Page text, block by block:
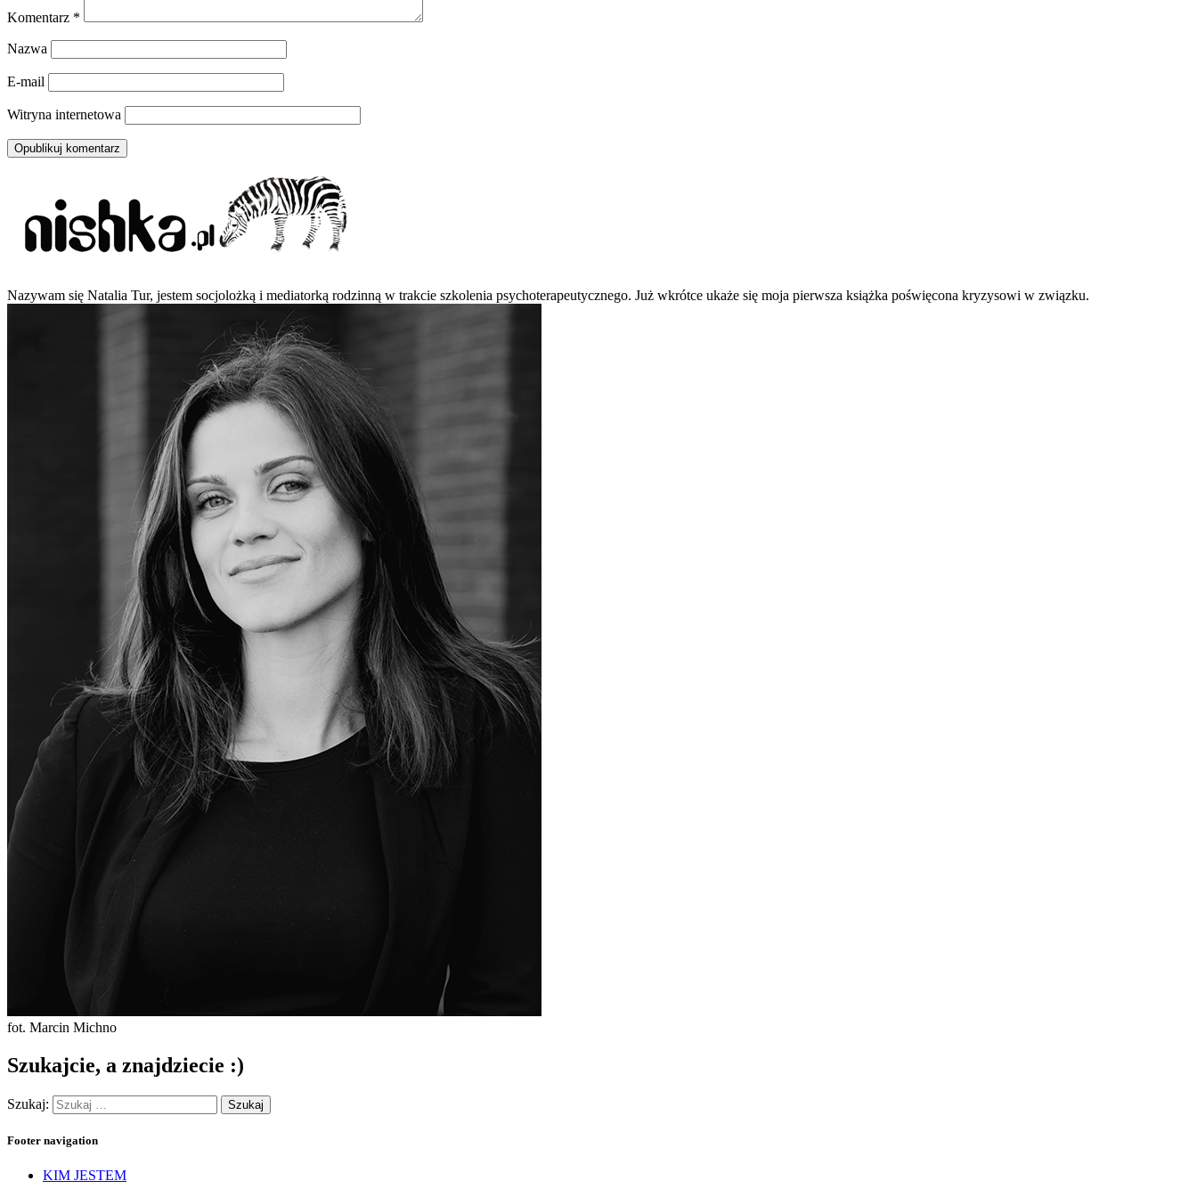
Komentarz *
Nazwa
E-mail
Witryna internetowa
Nazywam się Natalia Tur, jestem socjolożką i mediatorką rodzinną w trakcie szkolenia psychoterapeutycznego. Już wkrótce ukaże się moja pierwsza książka poświęcona kryzysowi w związku.
fot. Marcin Michno
Szukajcie, a znajdziecie :)
Szukaj:
Footer navigation
KIM JESTEM